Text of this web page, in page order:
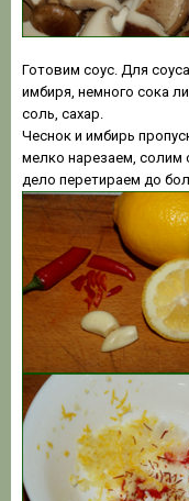
Готовим соус. Для
имбиря, немного cока
соль, сахар.
Чеснок и имбирь
мелко нарезаем, солим
дело перетираем до